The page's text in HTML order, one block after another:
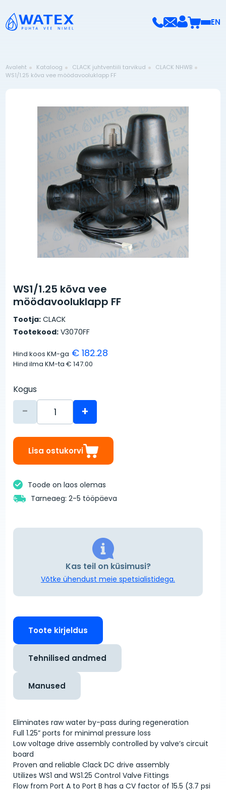
EN
Avaleht Kataloog CLACK juhtventiili tarvikud
CLACK NHWB
WS1/1.25 kõva vee möödavooluklapp FF
WS1/1.25 kõva vee
möödavooluklapp FF
Tootja: CLACK
Tootekood: V3070FF
Hind koos KM-ga € 182.28
Hind ilma KM-ta€ 147.00
Kogus
- +
Lisa ostukorvi
Toode on laos olemas
Tarneaeg: 2-5 tööpäeva
Kas teil on küsimusi?
Võtke ühendust meie spetsialistidega.
Toote kirjeldus
Tehnilised andmed
Manused
Eliminates raw water by-pass during regeneration
Full 1.25” ports for minimal pressure loss
Low voltage drive assembly controlled by valve’s circuit
board
Proven and reliable Clack DC drive assembly
Utilizes WS1 and WS1.25 Control Valve Fittings
Flow from Port A to Port B has a CV factor of 15.5 (3.7 psi